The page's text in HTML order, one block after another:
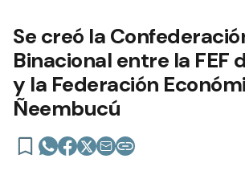
Se creó la
Binacional entre la FEF
y la Federación
Ñeembucú